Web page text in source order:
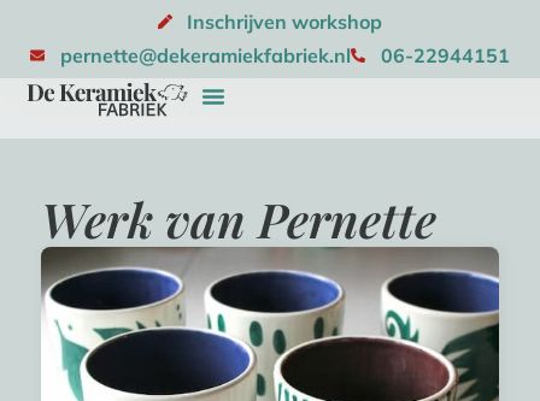
Inschrijven workshop
pernette@dekeramiekfabriek.nl
06-22944151
Werk van Pernette